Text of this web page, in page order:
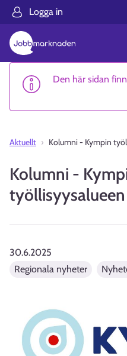
Logga in
Den här sidan
Aktuellt Kolumni - Kympin
Kolumni -
30.6.2025
Regionala nyheter